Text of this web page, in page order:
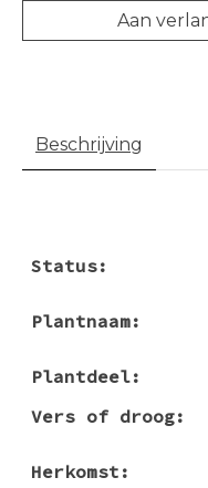
Aan
Beschrijving
Status:
Plantnaam:
Plantdeel:
Vers of droog:
Herkomst: